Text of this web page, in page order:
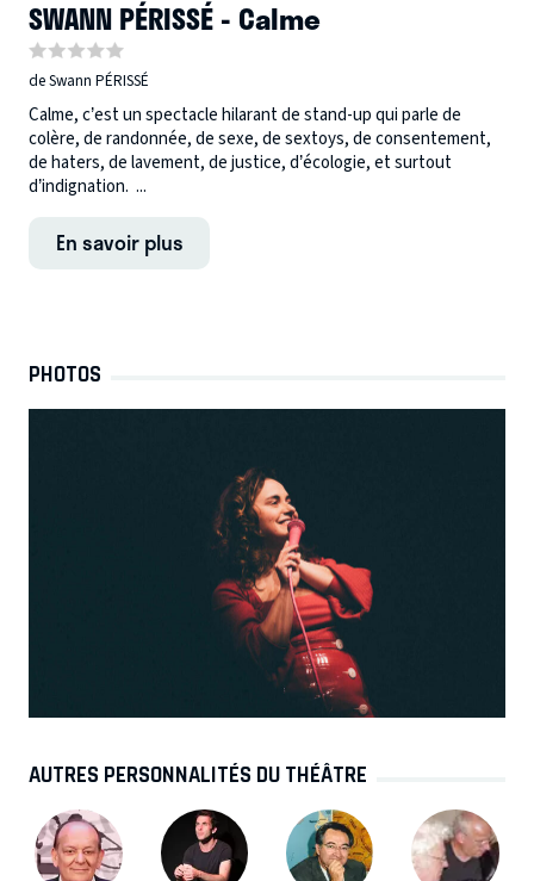
SWANN PÉRISSÉ - Calme
de Swann PÉRISSÉ
Calme, c’est un spectacle hilarant de stand-up qui parle de
colère, de randonnée, de sexe, de sextoys, de consentement,
de haters, de lavement, de justice, d’écologie, et surtout
d’indignation. ...
En savoir plus
PHOTOS
AUTRES PERSONNALITÉS DU THÉÂTRE